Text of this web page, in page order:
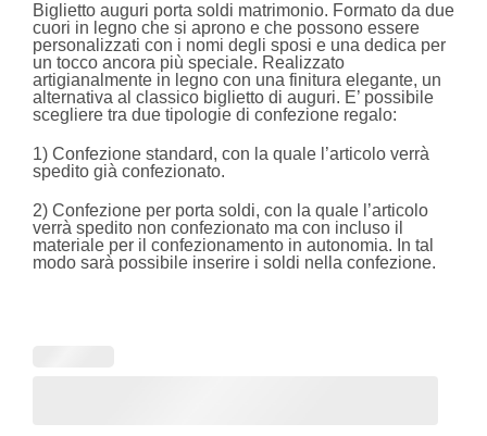
Biglietto auguri porta soldi matrimonio. Formato da due
cuori in legno che si aprono e che possono essere
personalizzati con i nomi degli sposi e una dedica per
un tocco ancora più speciale. Realizzato
artigianalmente in legno con una finitura elegante, un
alternativa al classico biglietto di auguri. E’ possibile
scegliere tra due tipologie di confezione regalo:
1) Confezione standard, con la quale l’articolo verrà
spedito già confezionato.
2) Confezione per porta soldi, con la quale l’articolo
verrà spedito non confezionato ma con incluso il
materiale per il confezionamento in autonomia. In tal
modo sarà possibile inserire i soldi nella confezione.